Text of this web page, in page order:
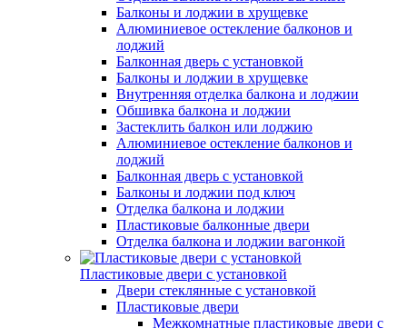
Балконы и лоджии в хрущевке
Алюминиевое остекление балконов и
лоджий
Балконная дверь с установкой
Балконы и лоджии в хрущевке
Внутренняя отделка балкона и лоджии
Обшивка балкона и лоджии
Застеклить балкон или лоджию
Алюминиевое остекление балконов и
лоджий
Балконная дверь с установкой
Балконы и лоджии под ключ
Отделка балкона и лоджии
Пластиковые балконные двери
Отделка балкона и лоджии вагонкой
Пластиковые двери с установкой
Двери стеклянные с установкой
Пластиковые двери
Межкомнатные пластиковые двери с